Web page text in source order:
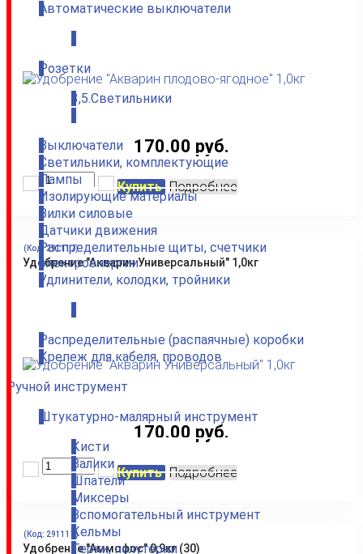
Автоматические выключатели
Розетки
3,5.Светильники
Выключатели
Светильники, комплектующие
Лампы
Изолирующие материалы
Вилки силовые
Датчики движения
Распределительные щиты, счетчики
электроэнергии
Удлинители, колодки, тройники
Распределительные (распаячные) коробки
Крепеж для кабеля, проводов
Ручной инструмент
Штукатурно-малярный инструмент
Кисти
Валики
Шпатели
Миксеры
Вспомогательный инструмент
Кельмы
Терки, полутерки
170.00 руб.
Купить Подробнее
Удобрение "Акварин Универсальный" 1,0кг
(Код:291117)
170.00 руб.
Купить Подробнее
Удобрение "Аммофос" 0,9кг (30)
(Код: 291111 )